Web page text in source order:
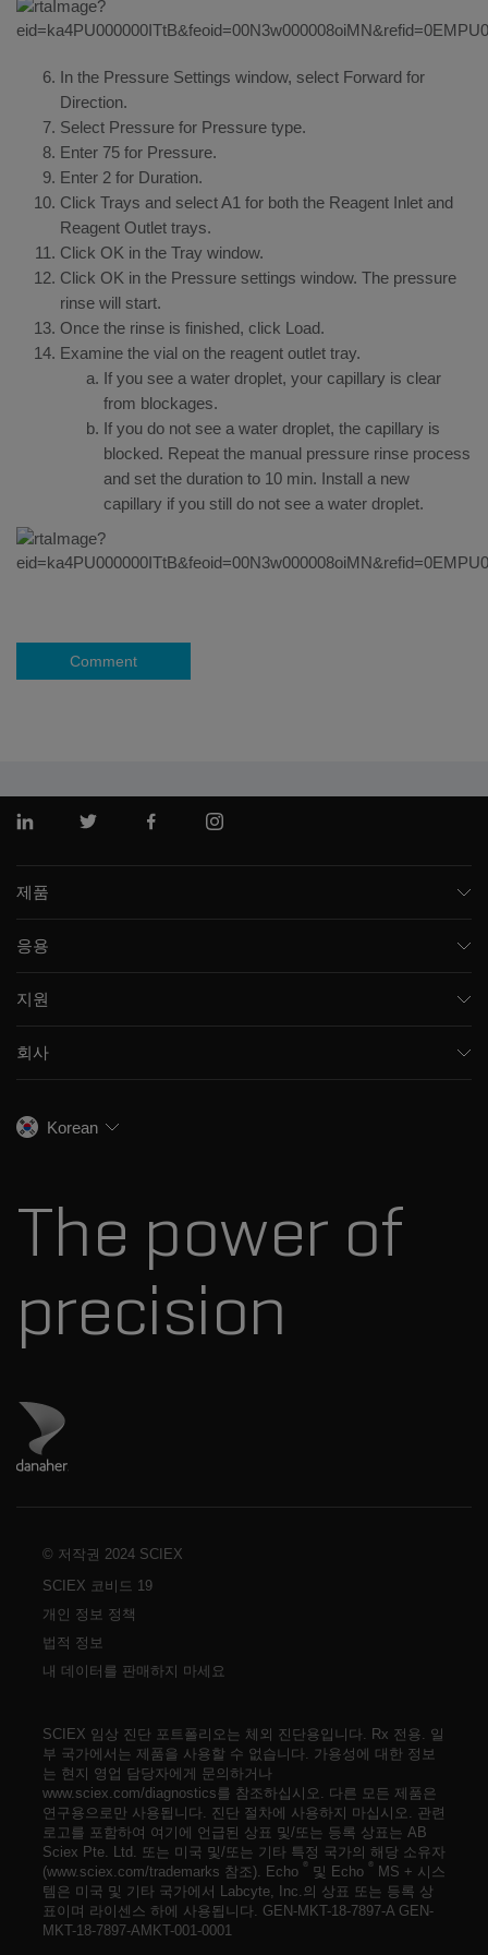
In the Pressure Settings window, select Forward for
Direction.
Select Pressure for Pressure type.
Enter 75 for Pressure.
Enter 2 for Duration.
Click Trays and select A1 for both the Reagent Inlet and
Reagent Outlet trays.
Click OK in the Tray window.
Click OK in the Pressure settings window. The pressure
rinse will start.
Once the rinse is finished, click Load.
Examine the vial on the reagent outlet tray.
If you see a water droplet, your capillary is clear
from blockages.
If you do not see a water droplet, the capillary is
blocked. Repeat the manual pressure rinse process
and set the duration to 10 min. Install a new
capillary if you still do not see a water droplet.
Comment
링크드인트위터 페이스북인스 타 그램
제품
모세관 전기영동
통합 솔루션
스펙트럼 라이브러리
응용
임상
식음료
생명과학 연구
지원
교육
채용
혁신자문위원회
회사
SCIEX 스토리
다나허 소개
Korean
The power of
precision
Danaher 사이트 방문
© 저작권 2024 SCIEX
SCIEX 코비드 19
개인 정보 정책
법적 정보
내 데이터를 판매하지 마세요
SCIEX 임상 진단 포트폴리오는 체외 진단용입니다. Rx 전용. 일
부 국가에서는 제품을 사용할 수 없습니다. 가용성에 대한 정보
는 현지 영업 담당자에게 문의하거나
www.sciex.com/diagnostics를 참조하십시오. 다른 모든 제품은
연구용으로만 사용됩니다. 진단 절차에 사용하지 마십시오. 관련
로고를 포함하여 여기에 언급된 상표 및/또는 등록 상표는 AB
Sciex Pte. Ltd. 또는 미국 및/또는 기타 특정 국가의 해당 소유자
(www.sciex.com/trademarks 참조). Echo ® 및 Echo ® MS + 시스
템은 미국 및 기타 국가에서 Labcyte, Inc.의 상표 또는 등록 상
표이며 라이센스 하에 사용됩니다. GEN-MKT-18-7897-A GEN-
MKT-18-7897-AMKT-001-0001